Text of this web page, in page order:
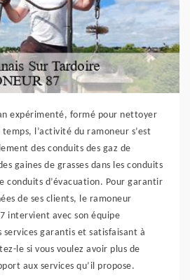
expérimenté, formé pour nettoyer
l’activité du ramoneur s’est
des conduits des gaz de
gaines de grasses dans les conduits
conduits d’évacuation. Pour garantir
de ses clients, le ramoneur
intervient avec son équipe
garantis et satisfaisant à
le si vous voulez avoir plus de
aux services qu’il propose.